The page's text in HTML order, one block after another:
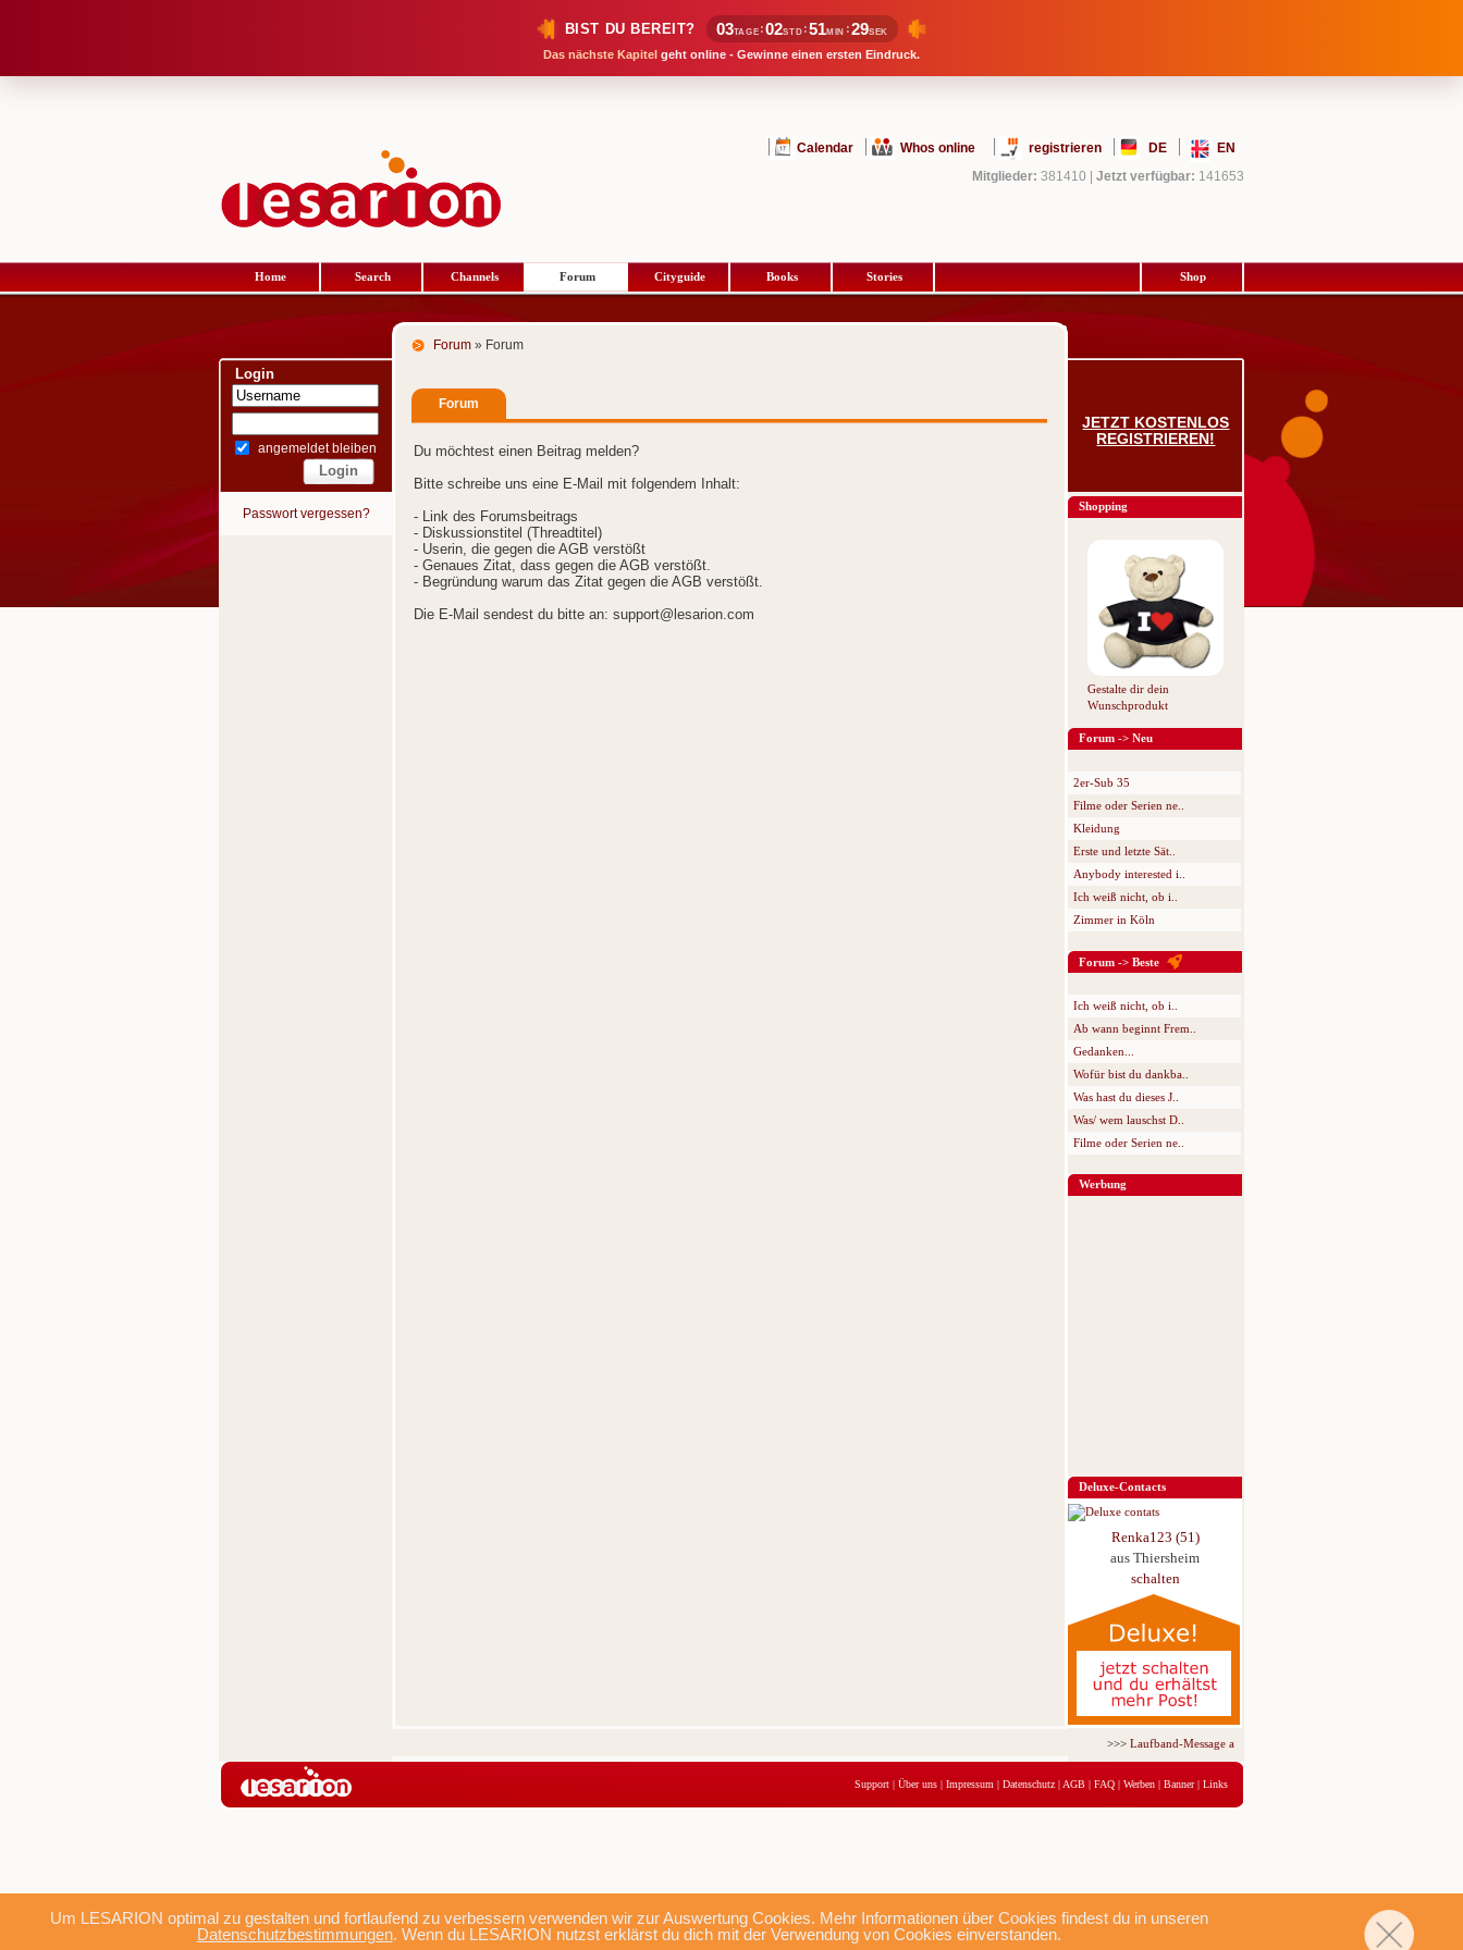
BIST DU BEREIT? 03TAGE :02STD :51MIN :28SEK
Das nächste Kapitel geht online - Gewinne einen ersten Eindruck.
Um LESARION optimal zu gestalten und fortlaufend zu verbessern verwenden wir zur Auswertung Cookies. Mehr Informationen über Cookies findest du in unseren
Datenschutzbestimmungen. Wenn du LESARION nutzst erklärst du dich mit der Verwendung von Cookies einverstanden.
Calendar Whos online registrieren DE
EN
Mitglieder: 381410 Jetzt verfügbar: 141653
Home Search Channels Forum Cityguide Books Stories Shop
Login
angemeldet bleiben
Passwort vergessen?
Forum » Forum
Forum
Du möchtest einen Beitrag melden?
Bitte schreibe uns eine E-Mail mit folgendem Inhalt:
- Link des Forumsbeitrags
- Diskussionstitel (Threadtitel)
- Userin, die gegen die AGB verstößt
- Genaues Zitat, dass gegen die AGB verstößt.
- Begründung warum das Zitat gegen die AGB verstößt.
Die E-Mail sendest du bitte an: support@lesarion.com
JETZT KOSTENLOS
REGISTRIEREN!
Shopping
Gestalte dir dein
Wunschprodukt
Forum -> Neu
2er-Sub 35
Filme oder Serien ne..
Kleidung
Erste und letzte Sät..
Anybody interested i..
Ich weiß nicht, ob i..
Zimmer in Köln
Forum -> Beste
Ich weiß nicht, ob i..
Ab wann beginnt Frem..
Gedanken...
Wofür bist du dankba..
Was hast du dieses J..
Was/ wem lauschst D..
Filme oder Serien ne..
Werbung
Deluxe-Contacts
Renka123 (51)
aus Thiersheim
schalten
>>>Laufband-Message ab nur 5,95 € für 3 Tage!
Support | Über uns | Impressum | Datenschutz | AGB | FAQ | Werben | Banner| Links